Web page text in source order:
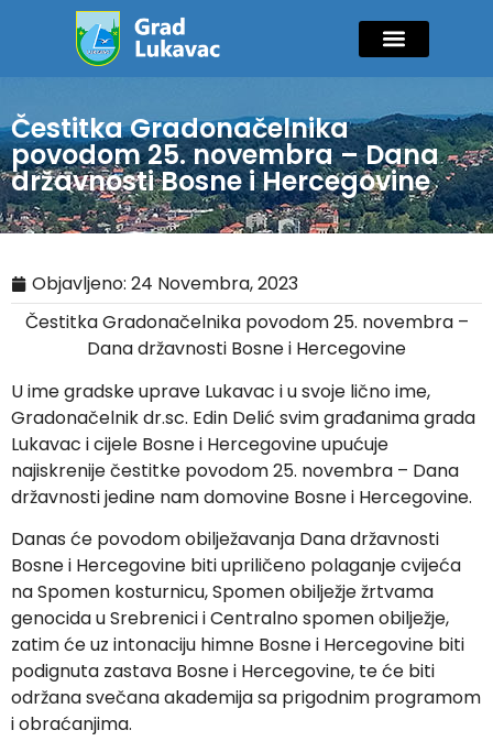
Čestitka Gradonačelnika
povodom 25. novembra – Dana
državnosti Bosne i Hercegovine
Objavljeno: 24 Novembra, 2023
Čestitka Gradonačelnika povodom 25. novembra –
Dana državnosti Bosne i Hercegovine
U ime gradske uprave Lukavac i u svoje lično ime,
Gradonačelnik dr.sc. Edin Delić svim građanima grada
Lukavac i cijele Bosne i Hercegovine upućuje
najiskrenije čestitke povodom 25. novembra – Dana
državnosti jedine nam domovine Bosne i Hercegovine.
Danas će povodom obilježavanja Dana državnosti
Bosne i Hercegovine biti upriličeno polaganje cvijeća
na Spomen kosturnicu, Spomen obilježje žrtvama
genocida u Srebrenici i Centralno spomen obilježje,
zatim će uz intonaciju himne Bosne i Hercegovine biti
podignuta zastava Bosne i Hercegovine, te će biti
održana svečana akademija sa prigodnim programom
i obraćanjima.